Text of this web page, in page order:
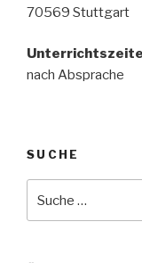
k
o
e
70569 Stuttgart
nach Absprache
SUCHE
nach: